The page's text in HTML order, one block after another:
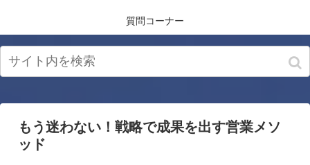
質問コーナー
もう迷わない！戦略で成果を出す営業メソ
ッド